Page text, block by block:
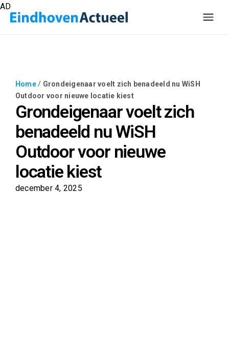
Home/ Grondeigenaar voelt zich benadeeld nu WiSH
Outdoor voor nieuwe locatie kiest
Grondeigenaar voelt zich
benadeeld nu WiSH
Outdoor voor nieuwe
locatie kiest
december 4, 2025
AD